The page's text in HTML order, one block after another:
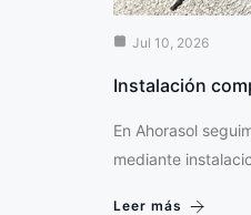
Jul 10, 2026
Instalación
En Ahorasol
mediante
Leer más